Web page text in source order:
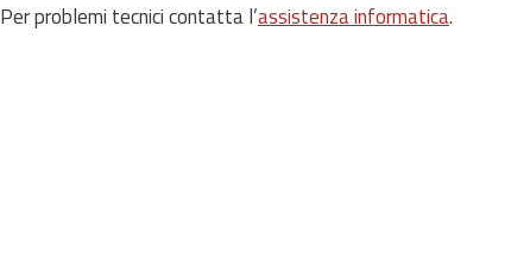
Per problemi tecnici contatta l’assistenza informatica.